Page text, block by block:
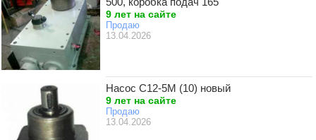
9 лет на сайте
Продаю
13.04.2026
Насос С12-5М (10) новый
9 лет на сайте
Продаю
13.04.2026